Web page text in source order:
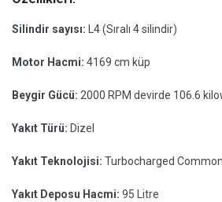
Silindir sayısı: L4 (Sıralı 4 silindir)
Motor Hacmi: 4169 cm küp
Beygir Gücü: 2000 RPM devirde 106.6
Yakıt Türü: Dizel
Yakıt Teknolojisi: Turbocharged Common
Yakıt Deposu Hacmi: 95 Litre